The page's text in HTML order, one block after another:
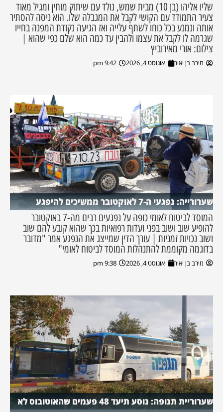
שליו אליהו (בן 10) מבית שמש, נולד עם שיתוק מוחין ומגיל מאוד
צעיר התמודד עם הקושי לקבל את המגבלה שלו. הוא ניסה להסתיר
אותה ונמנע בכל כוחו לשתף עלייה ואז הגיעה נקודת המפנה בחייו
שגרמה לו לקבל את עצמו ולהבין עד כמה הוא שלם כפי שהוא |
צילום: אורי מאירוביץ
מירב בן יאיר אוגוסט 4, 2026 9:42 pm
שערורייה: נפגעי ה-7 לאוקטובר ממשיכים להיפגע
המוסד לביטוח לאומי כופה על נפגעים רבים מה-7 באוקטובר
להופיע שוב ושוב בפני ועדות רפואיות בכך שהוא קובע להם שוב
ושוב נכויות זמניות | עורך הדין שמייצג את הנפגע אמר "מדובר
בדוגמה מקוממת להתנהלות המוסד לביטוח לאומי"
מירב בן יאיר אוגוסט 4, 2026 9:38 pm
שערוריית תנופה: נוסע תיעד 48 פעמים שהאוטובוס לא